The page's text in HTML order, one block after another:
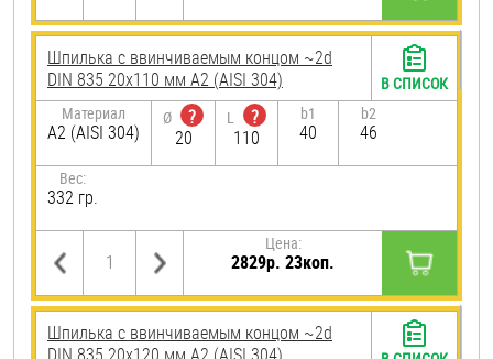
Шпилька c ввинчиваемым концом ~2d
DIN 835 20х110 мм А2 (AISI 304)
Материал
А2 (AISI 304)
Ø
?
20
L
?
110
b1
40
b2
46
Вес:
332 гр.
Цена:
2829р. 23коп.
В СПИСОК
Шпилька c ввинчиваемым концом ~2d